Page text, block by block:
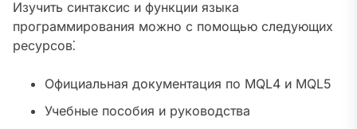
Изучить синтаксис и функции языка
программирования можно с помощью следующих
ресурсов⁚
Официальная документация по MQL4 и MQL5
Учебные пособия и руководства